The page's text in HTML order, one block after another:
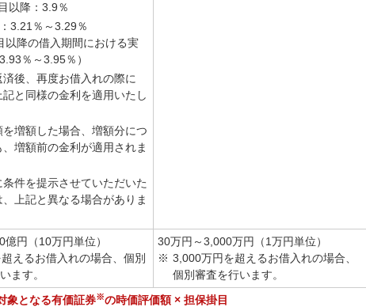
以降：3.9％
3.21％～3.29％
以降の借入期間における実
％～3.95％）
済後、再度お借入れの際に
記と同様の金利を適用いたし
を増額した場合、増額分につ
、増額前の金利が適用されま
条件を提示させていただいた
、上記と異なる場合がありま
円（10万円単位）
えるお借入れの場合、個別
ます。
30万円～3,000万円（1万円単位）
※ 3,000万円を超えるお借入れの場合、
個別審査を行います。
象となる有価証券※の時価評価額 × 担保掛目